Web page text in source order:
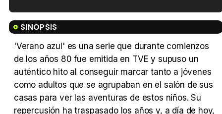
Tráiler en español de 'La isla olvidada'
Tráiler 'Vida perra' (2026)
SINOPSIS
'Verano azul' es una serie que durante comienzos
de los años 80 fue emitida en TVE y supuso un
auténtico hito al conseguir marcar tanto a jóvenes
como adultos que se agrupaban en el salón de sus
casas para ver las aventuras de estos niños. Su
repercusión ha traspasado los años y, a día de hoy,